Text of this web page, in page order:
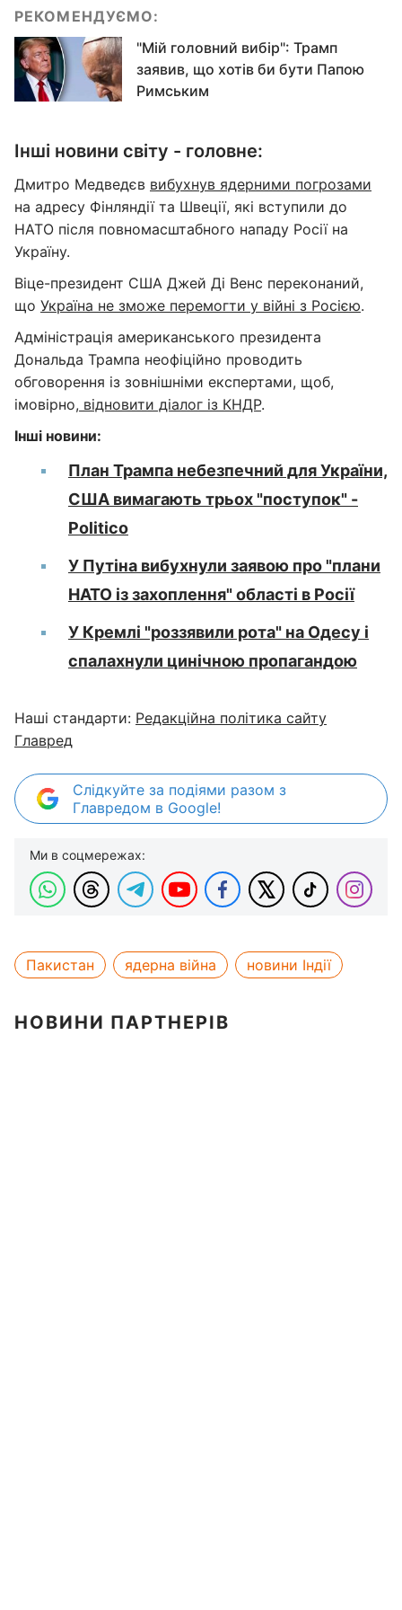
РЕКОМЕНДУЄМО:
"Мій головний вибір": Трамп
заявив, що хотів би бути Папою
Римським
Інші новини світу - головне:
Дмитро Медведєв вибухнув ядерними погрозами
на адресу Фінляндії та Швеції, які вступили до
НАТО після повномасштабного нападу Росії на
Україну.
Віце-президент США Джей Ді Венс переконаний,
що Україна не зможе перемогти у війні з Росією.
Адміністрація американського президента
Дональда Трампа неофіційно проводить
обговорення із зовнішніми експертами, щоб,
імовірно, відновити діалог із КНДР.
Інші новини:
План Трампа небезпечний для України,
США вимагають трьох "поступок" -
Politico
У Путіна вибухнули заявою про "плани
НАТО із захоплення" області в Росії
У Кремлі "роззявили рота" на Одесу і
спалахнули цинічною пропагандою
Наші стандарти: Редакційна політика сайту
Главред
Слідкуйте за подіями разом з
Главредом в Google!
Ми в соцмережах:
Пакистан ядерна війна новини Індії
НОВИНИ ПАРТНЕРІВ